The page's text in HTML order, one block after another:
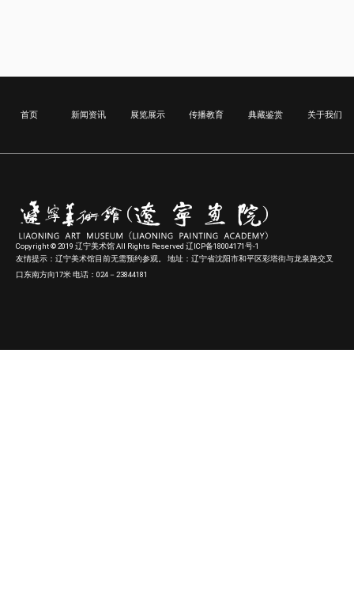
首页 新闻资讯 展览展示 传播教育 典藏鉴赏 关于我们
Copyright © 2019 辽宁美术馆 All Rights Reserved 辽ICP备18004171号-1
友情提示：辽宁美术馆目前无需预约参观。 地址：辽宁省沈阳市和平区彩塔街与龙泉路交叉
口东南方向17米 电话：024－23844181